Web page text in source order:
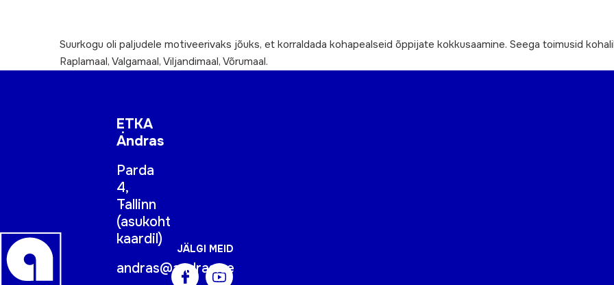
Suurkogu oli paljudele motiveerivaks jõuks, et korraldada kohapealseid õppijate kokkusaamine. Seega toimusid
Raplamaal, Valgamaal, Viljandimaal, Võrumaal.
ETKA
Andras
Parda
4,
Tallinn
(asukoht
kaardil)
andras@andras.ee
JÄLGI MEID